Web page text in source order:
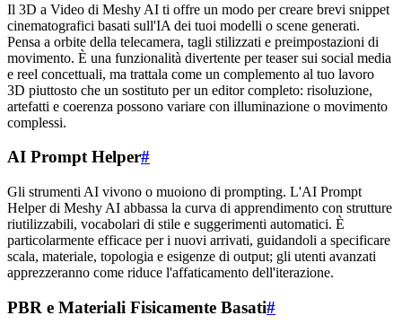
Il 3D a Video di Meshy AI ti offre un modo per creare brevi snippet
cinematografici basati sull'IA dei tuoi modelli o scene generati.
Pensa a orbite della telecamera, tagli stilizzati e preimpostazioni di
movimento. È una funzionalità divertente per teaser sui social media
e reel concettuali, ma trattala come un complemento al tuo lavoro
3D piuttosto che un sostituto per un editor completo: risoluzione,
artefatti e coerenza possono variare con illuminazione o movimento
complessi.
AI Prompt Helper#
Gli strumenti AI vivono o muoiono di prompting. L'AI Prompt
Helper di Meshy AI abbassa la curva di apprendimento con strutture
riutilizzabili, vocabolari di stile e suggerimenti automatici. È
particolarmente efficace per i nuovi arrivati, guidandoli a specificare
scala, materiale, topologia e esigenze di output; gli utenti avanzati
apprezzeranno come riduce l'affaticamento dell'iterazione.
PBR e Materiali Fisicamente Basati#